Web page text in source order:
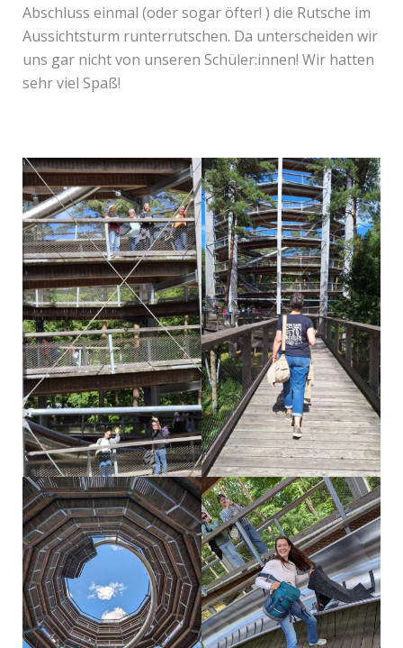
Abschluss einmal (oder sogar öfter! ) die Rutsche im
Aussichtsturm runterrutschen. Da unterscheiden wir
uns gar nicht von unseren Schüler:innen! Wir hatten
sehr viel Spaß!